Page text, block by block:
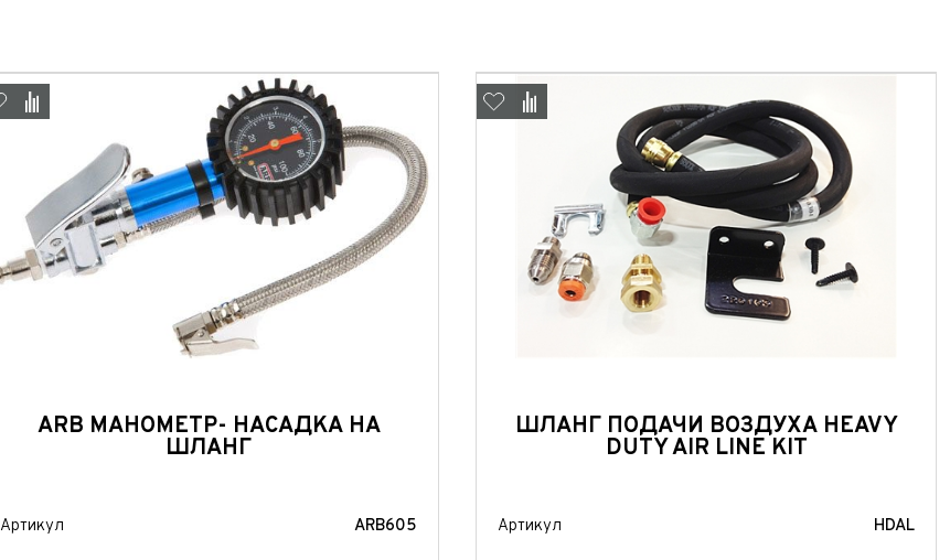
ARB МАНОМЕТР- НАСАДКА НА
ШЛАНГ
Артикул ARB605
ШЛАНГ ПОДАЧИ ВОЗДУХА HEAVY
DUTY AIR LINE KIT
Артикул HDAL